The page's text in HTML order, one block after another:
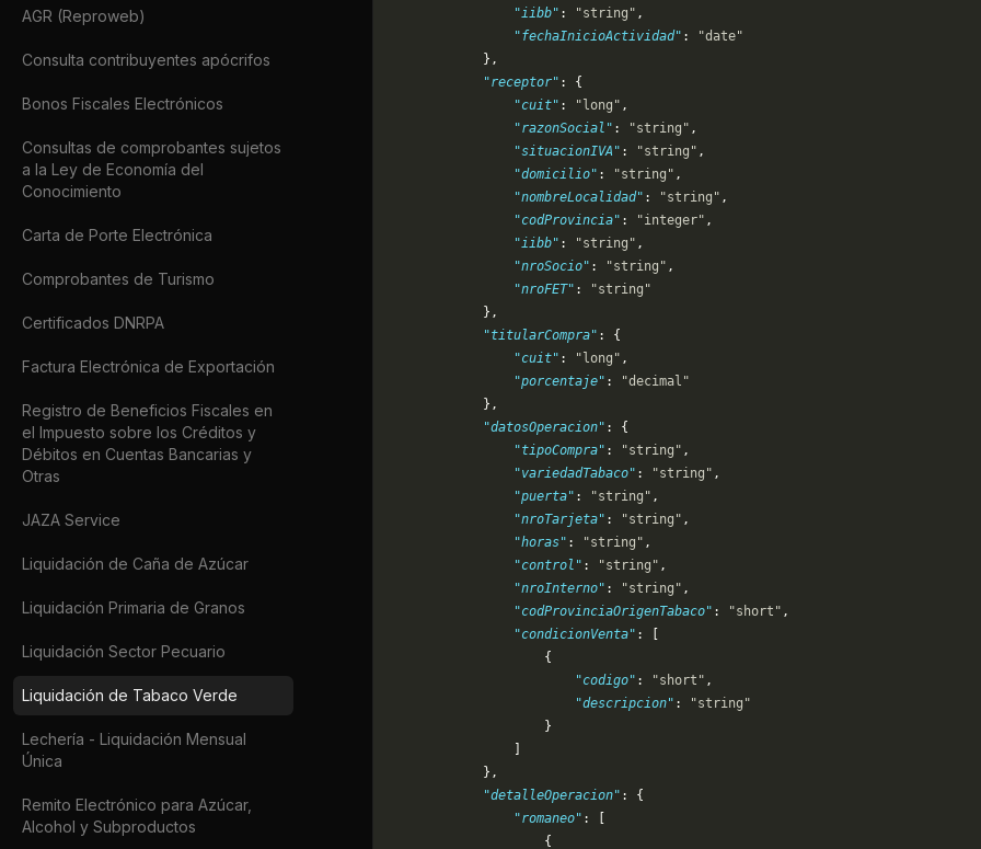
AGR (Reproweb)
Consulta contribuyentes apócrifos
Bonos Fiscales Electrónicos
Consultas de comprobantes sujetos
a la Ley de Economía del
Conocimiento
Carta de Porte Electrónica
Comprobantes de Turismo
Certificados DNRPA
Factura Electrónica de Exportación
Registro de Beneficios Fiscales en
el Impuesto sobre los Créditos y
Débitos en Cuentas Bancarias y
Otras
JAZA Service
Liquidación de Caña de Azúcar
Liquidación Primaria de Granos
Liquidación Sector Pecuario
Liquidación de Tabaco Verde
Lechería - Liquidación Mensual
Única
Remito Electrónico para Azúcar,
Alcohol y Subproductos
                "iibb"
: "string" ,
                "fechaInicioActividad"
:
"date"
            },
            "receptor"
: {
                "cuit"
: "long" ,
                "razonSocial"
: "string" ,
                "situacionIVA"
: "string" ,
                "domicilio"
: "string" ,
                "nombreLocalidad"
: "string" ,
                "codProvincia"
: "integer" ,
                "iibb"
: "string" ,
                "nroSocio"
: "string" ,
                "nroFET"
:
"string"
            },
            "titularCompra"
: {
                "cuit"
: "long" ,
                "porcentaje"
:
"decimal"
            },
            "datosOperacion"
: {
                "tipoCompra"
: "string" ,
                "variedadTabaco"
: "string" ,
                "puerta"
: "string" ,
                "nroTarjeta"
: "string" ,
                "horas"
: "string" ,
                "control"
: "string" ,
                "nroInterno"
: "string" ,
                "codProvinciaOrigenTabaco"
: "short" ,
                "condicionVenta"
: [
                    {
                        "codigo"
: "short" ,
                        "descripcion"
:
"string"
                    }
            },
            "detalleOperacion"
: {
                "romaneo"
: [
                    {